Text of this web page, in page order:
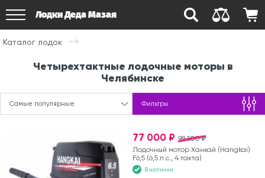
Лодки Деда Мазая
Каталог лодок
Четырехтактные лодочные моторы в
Челябинске
Самые популярные Фильтры
98 500 ₽
77 000 ₽
Лодочный мотор Ханкай (Hangkai)
F6,5 (6,5 л.с., 4 такта)
В наличии